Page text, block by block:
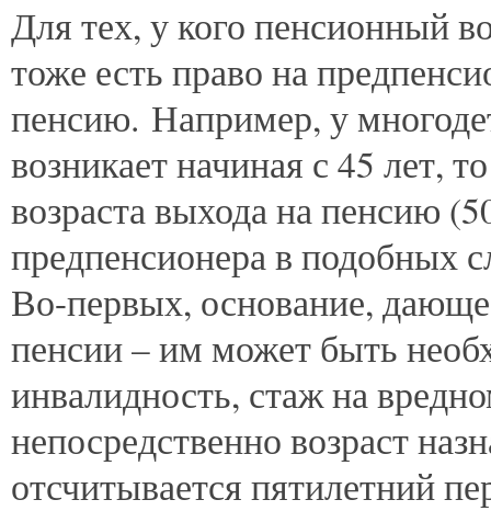
Для тех, у кого пенсионный
тоже есть право на
пенсию. Например, у
возникает начиная с 45 лет,
возраста выхода на пенсию
предпенсионера в подобных
Во-первых, основание,
пенсии – им может быть
инвалидность, стаж на
непосредственно возраст
отсчитывается пятилетний